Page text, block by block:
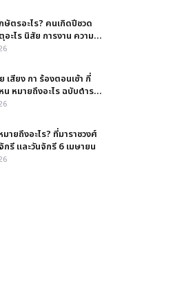
ตรอะไร? คนเกิดปีชวด
ะไร นิสัย การงาน ความ
เสียง กา ร้องตอนเช้า กี่
น หมายถึงอะไร ฉบับตำรา
ายถึงอะไร? ที่มาราชวงศ์
กรี และวันจักรี 6 เมษายน